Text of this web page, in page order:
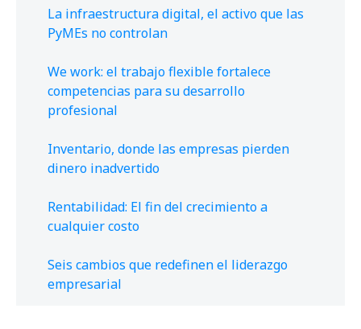
La infraestructura digital, el activo que las
PyMEs no controlan
We work: el trabajo flexible fortalece
competencias para su desarrollo
profesional
Inventario, donde las empresas pierden
dinero inadvertido
Rentabilidad: El fin del crecimiento a
cualquier costo
Seis cambios que redefinen el liderazgo
empresarial